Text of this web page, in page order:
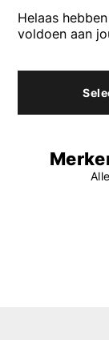
Helaas
voldoen aan